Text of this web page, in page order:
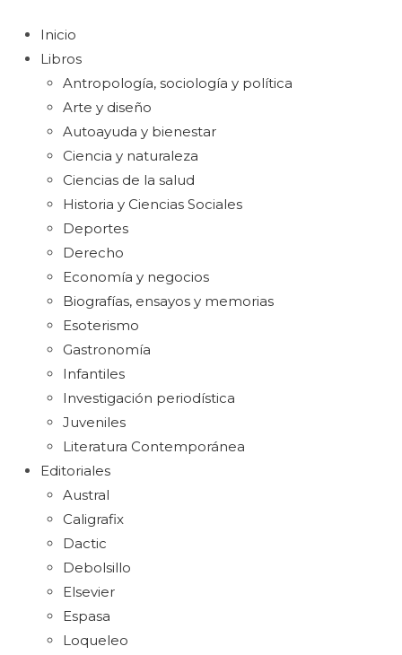
Inicio
Libros
Antropología, sociología y política
Arte y diseño
Autoayuda y bienestar
Ciencia y naturaleza
Ciencias de la salud
Historia y Ciencias Sociales
Deportes
Derecho
Economía y negocios
Biografías, ensayos y memorias
Esoterismo
Gastronomía
Infantiles
Investigación periodística
Juveniles
Literatura Contemporánea
Editoriales
Austral
Caligrafix
Dactic
Debolsillo
Elsevier
Espasa
Loqueleo